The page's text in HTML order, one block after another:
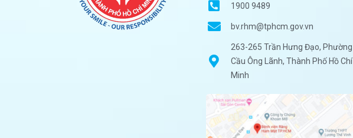
1900 9489
bv.rhm@tphcm.gov.vn
263-265 Trần Hưng Đạo, Phường
Cầu Ông Lãnh, Thành Phố Hồ Chí
Minh